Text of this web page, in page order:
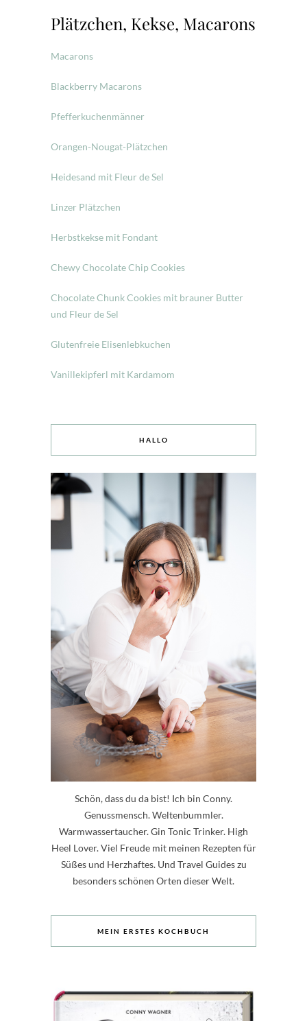
Plätzchen, Kekse, Macarons
Macarons
Blackberry Macarons
Pfefferkuchenmänner
Orangen-Nougat-Plätzchen
Heidesand mit Fleur de Sel
Linzer Plätzchen
Herbstkekse mit Fondant
Chewy Chocolate Chip Cookies
Chocolate Chunk Cookies mit brauner Butter
und Fleur de Sel
Glutenfreie Elisenlebkuchen
Vanillekipferl mit Kardamom
HALLO
Schön, dass du da bist! Ich bin Conny.
Genussmensch. Weltenbummler.
Warmwassertaucher. Gin Tonic Trinker. High
Heel Lover. Viel Freude mit meinen Rezepten für
Süßes und Herzhaftes. Und Travel Guides zu
besonders schönen Orten dieser Welt.
MEIN ERSTES KOCHBUCH